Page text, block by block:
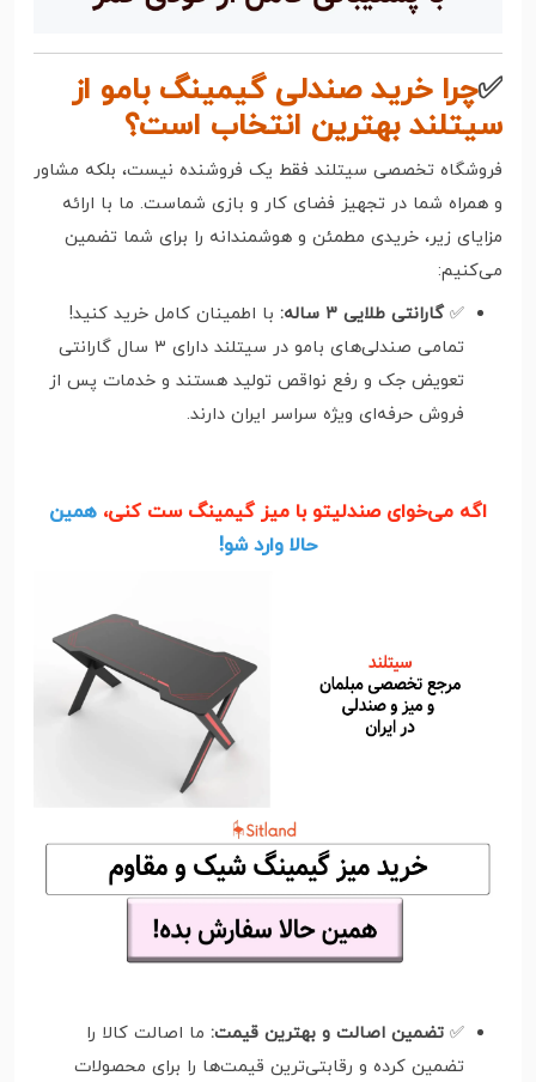
✅چرا خرید صندلی گیمینگ بامو از
سیتلند بهترین انتخاب است؟
فروشگاه تخصصی سیتلند فقط یک فروشنده نیست، بلکه مشاور
و همراه شما در تجهیز فضای کار و بازی شماست. ما با ارائه
مزایای زیر، خریدی مطمئن و هوشمندانه را برای شما تضمین
می‌کنیم:
✅گارانتی طلایی ۳ ساله:
با اطمینان کامل خرید کنید!
تمامی صندلی‌های بامو در سیتلند دارای ۳ سال گارانتی
تعویض جک و رفع نواقص تولید هستند و خدمات پس از
فروش حرفه‌ای ویژه سراسر ایران دارند.
اگه می‌خوای صندلیتو با میز گیمینگ ست کنی، همین
حالا وارد شو!
✅ تضمین اصالت و بهترین قیمت: ما اصالت کالا را
تضمین کرده و رقابتی‌ترین قیمت‌ها را برای محصولات